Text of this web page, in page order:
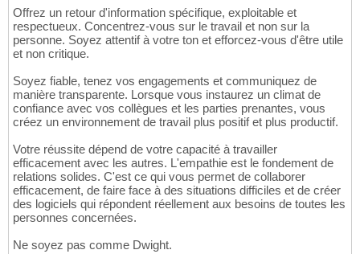
Offrez un retour d'information spécifique, exploitable et
respectueux. Concentrez-vous sur le travail et non sur la
personne. Soyez attentif à votre ton et efforcez-vous d'être utile
et non critique.
Soyez fiable, tenez vos engagements et communiquez de
manière transparente. Lorsque vous instaurez un climat de
confiance avec vos collègues et les parties prenantes, vous
créez un environnement de travail plus positif et plus productif.
Votre réussite dépend de votre capacité à travailler
efficacement avec les autres. L'empathie est le fondement de
relations solides. C'est ce qui vous permet de collaborer
efficacement, de faire face à des situations difficiles et de créer
des logiciels qui répondent réellement aux besoins de toutes les
personnes concernées.
Ne soyez pas comme Dwight.